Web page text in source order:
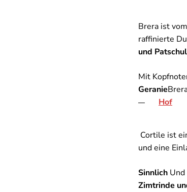
Brera ist
raffinierte
und
Mit
Geranie
Hof
Cortile ist
und eine
Sinnlich Und
Zimtrinde